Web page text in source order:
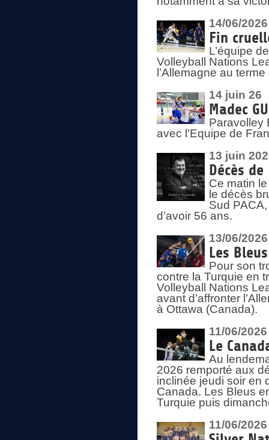
14/06/2026
Fin
L’équipe
Volleyball Nations
l’Allemagne au
14 juin 26
Madec
Paravolley
avec l'Equipe de
13 juin
Décès de
Ce matin
le décès
Sud
d’avoir 56 ans.
13/06/2026
Les
Pour son
contre la Turquie en
Volleyball Nations
avant d’affronter
à Ottawa (Canada).
11/06/2026
Le
Au
2026 remporté aux
inclinée jeudi soir en
Canada. Les Bleus
Turquie puis
11/06/2026